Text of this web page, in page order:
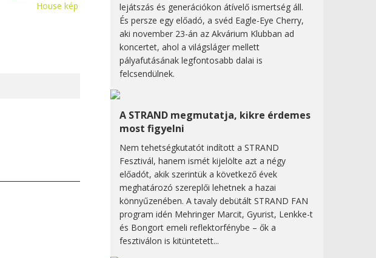
lejátszás és generációkon átívelő ismertség áll.
És persze egy előadó, a svéd Eagle-Eye Cherry,
aki november 23-án az Akvárium Klubban ad
koncertet, ahol a világsláger mellett
pályafutásának legfontosabb dalai is
felcsendülnek.
A STRAND megmutatja, kikre érdemes
most figyelni
Nem tehetségkutatót indított a STRAND
Fesztivál, hanem ismét kijelölte azt a négy
előadót, akik szerintük a következő évek
meghatározó szereplői lehetnek a hazai
könnyűzenében. A tavaly debütált STRAND FAN
program idén Mehringer Marcit, Gyurist, Lenkke-t
és Bongort emeli reflektorfénybe – ők a
fesztiválon is kitüntetett...